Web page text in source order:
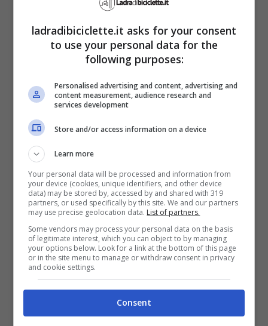
ULTIMI ARTICOLI
Adelaide De Martino incanta in
bikini: boom di like per la sorella di
Stefano
ladradibiciclette.it asks for your consent
to use your personal data for the
following purposes:
Personalised advertising and content, advertising and
content measurement, audience research and
services development
Store and/or access information on a device
Learn more
Your personal data will be processed and information from
your device (cookies, unique identifiers, and other device
data) may be stored by, accessed by and shared with 319
partners, or used specifically by this site. We and our partners
may use precise geolocation data. List of partners.
Some vendors may process your personal data on the basis
of legitimate interest, which you can object to by managing
your options below. Look for a link at the bottom of this page
or in the site menu to manage or withdraw consent in privacy
and cookie settings.
Consent